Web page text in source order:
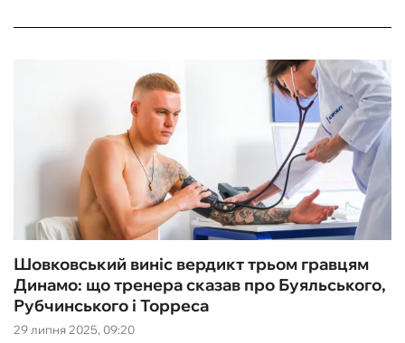
29 липня 2025, 09:20
Шовковський виніс вердикт трьом гравцям
Динамо: що тренера сказав про Буяльського,
Рубчинського і Торреса